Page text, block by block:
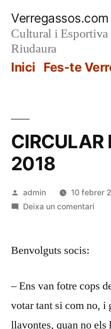
contingut
Verregassos.com
Cultural i Esportiva
Riudaura
Inici Fes-te
CIRCULAR
2018
Publicat
per
admin
10 febrer
Deixa un comentaria
Benvolguts socis:
– Ens van fotre cops
votar tant si com no, i
llavontes, quan no els